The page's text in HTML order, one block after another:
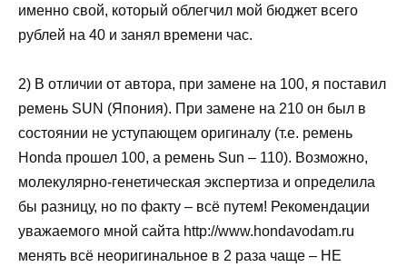
именно свой, который облегчил мой бюджет всего
рублей на 40 и занял времени час.
2) В отличии от автора, при замене на 100, я поставил
ремень SUN (Япония). При замене на 210 он был в
состоянии не уступающем оригиналу (т.е. ремень
Honda прошел 100, а ремень Sun – 110). Возможно,
молекулярно-генетическая экспертиза и определила
бы разницу, но по факту – всё путем! Рекомендации
уважаемого мной сайта http://www.hondavodam.ru
менять всё неоригинальное в 2 раза чаще – НЕ